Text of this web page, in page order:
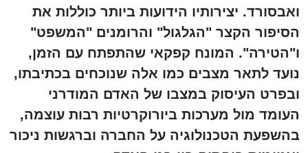
ואבסורד. יצירותיו הידועות ביותר כוללות את
הסיפור הקצר "הגלגול" והרומנים "המשפט"
ו"הטירה". המונח קפקאי שהתפתח עם הזמן,
נועד לתאר מצבים כמו אלה שנוכחים בכתיבתו,
ובפרט העיסוק במצבו של האדם המודרני
העומד מול מערכות ביורוקרטיות רבות עוצמה,
בהשפעת הטכנולוגיה על החברה וברגשות ניכור